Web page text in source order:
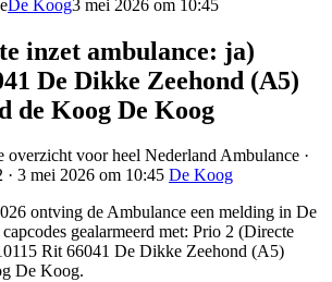
De Koog3 mei 2026 om 10:45
inzet ambulance: ja)
De Dikke Zeehond (A5)
de Koog De Koog
overzicht voor heel Nederland Ambulance ·
3 mei 2026 om 10:45 De Koog
ontving de Ambulance een melding in De
gealarmeerd met: Prio 2 (Directe
Rit 66041 De Dikke Zeehond (A5)
De Koog.